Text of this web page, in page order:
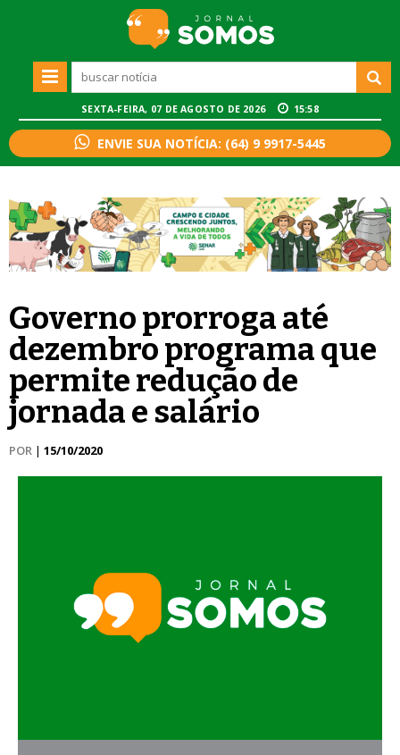
SEXTA-FEIRA, 07 DE AGOSTO DE 2026 15:58
ENVIE SUA NOTÍCIA: (64) 9 9917-5445
Governo prorroga até
dezembro programa que
permite redução de
jornada e salário
POR | 15/10/2020